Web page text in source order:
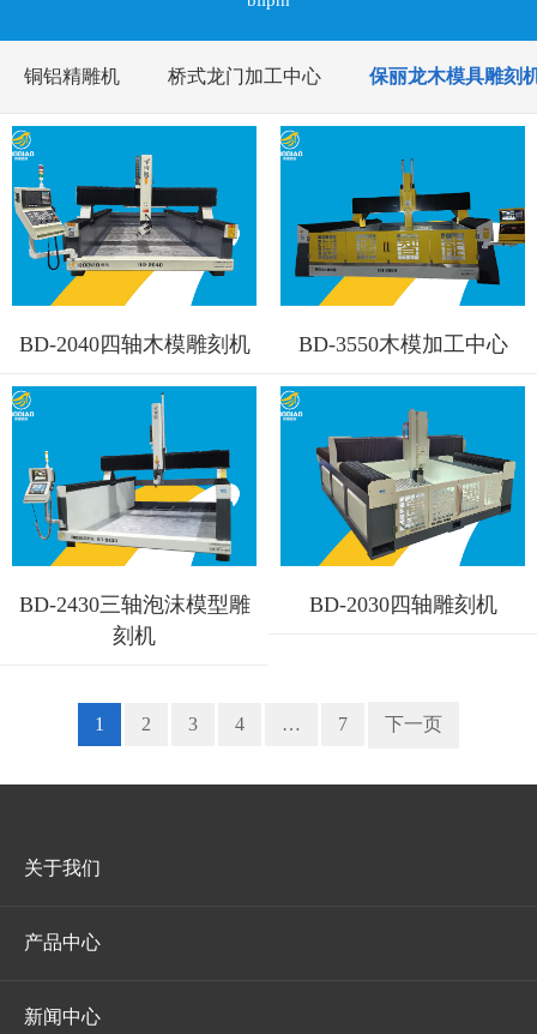
铜铝精雕机 桥式龙门加工中心 保丽龙木模具雕刻
BD-2040四轴木模雕刻机 BD-3550木模加工中心
BD-2430三轴泡沫模型雕
刻机
BD-2030四轴雕刻机
1 2 3 4 … 7 下一页
关于我们
产品中心
新闻中心